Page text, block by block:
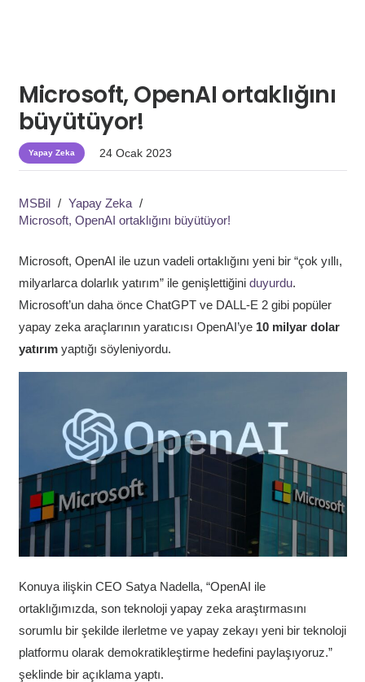
Microsoft, OpenAI ortaklığını
büyütüyor!
Yapay Zeka 24 Ocak 2023
MSBil / Yapay Zeka /
Microsoft, OpenAI ortaklığını büyütüyor!
Microsoft, OpenAI ile uzun vadeli ortaklığını yeni bir “çok yıllı,
milyarlarca dolarlık yatırım” ile genişlettiğini duyurdu.
Microsoft’un daha önce ChatGPT ve DALL-E 2 gibi popüler
yapay zeka araçlarının yaratıcısı OpenAI’ye 10 milyar dolar
yatırımyaptığı söyleniyordu.
Konuya ilişkin CEO Satya Nadella, “OpenAI ile
ortaklığımızda, son teknoloji yapay zeka araştırmasını
sorumlu bir şekilde ilerletme ve yapay zekayı yeni bir teknoloji
platformu olarak demokratikleştirme hedefini paylaşıyoruz.”
şeklinde bir açıklama yaptı.